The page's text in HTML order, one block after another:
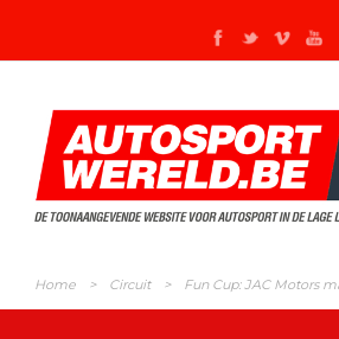
Home > Circuit > Fun Cup: JAC Motors